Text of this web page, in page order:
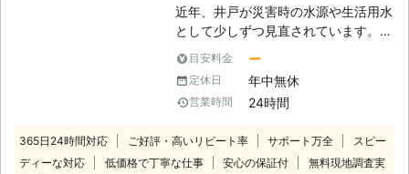
近年、井戸が災害時の水源や生活用水
として少しずつ見直されています。
「井戸掘りなんてとうてい自分じゃ無
理だから代わりにお願いしたい」
「家にある井戸を防災用にできない
か？」など 井戸に関するご相談な
い。 井戸掘り110番は、24時間365日
いつでもコールセンターが稼働してお
目安料金 ー
定休日 年中無休
営業時間 24時間
365日24時間対応 ご好評・高いリピート率 サポート万全
スピー
ディーな対応
低価格で丁寧な仕事 安心の保証付
無料現地調査実